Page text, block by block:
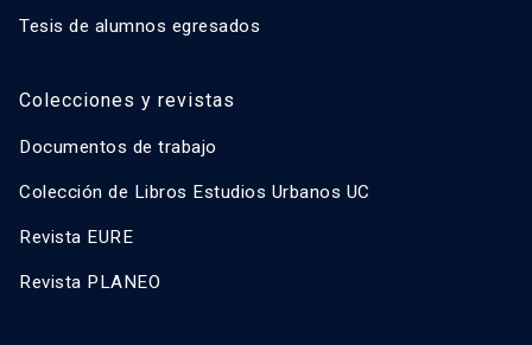
Tesis de alumnos egresados
Colecciones y revistas
Documentos de trabajo
Colección de Libros Estudios Urbanos UC
Revista EURE
Revista PLANEO